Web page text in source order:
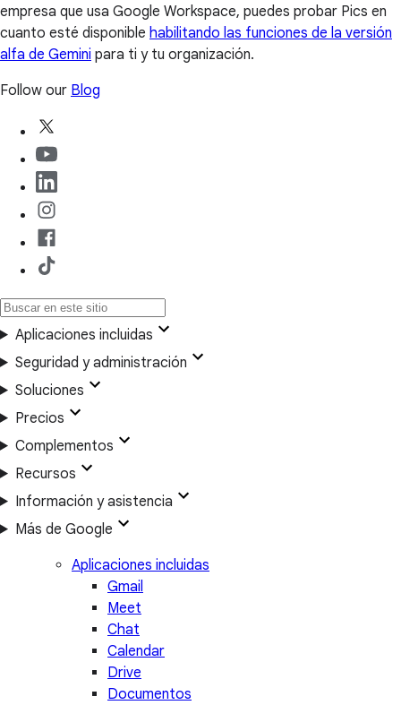
empresa que usa Google Workspace, puedes probar Pics en
cuanto esté disponible habilitando las funciones de la versión
alfa de Gemini para ti y tu organización.
Follow our Blog
Aplicaciones incluidas
Seguridad y administración
Soluciones
Precios
Complementos
Recursos
Información y asistencia
Más de Google
Aplicaciones incluidas
Gmail
Meet
Chat
Calendar
Drive
Documentos